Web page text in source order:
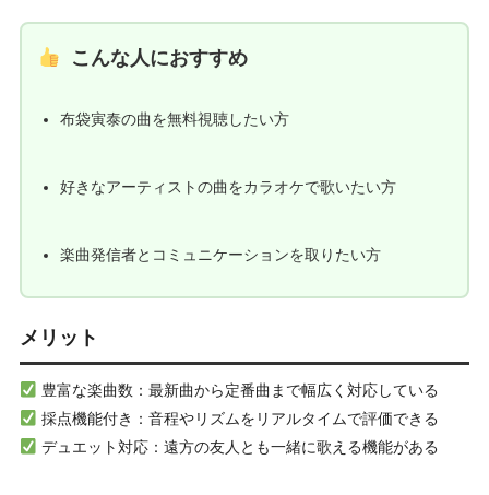
こんな人におすすめ
布袋寅泰の曲を無料視聴したい方
好きなアーティストの曲をカラオケで歌いたい方
楽曲発信者とコミュニケーションを取りたい方
メリット
豊富な楽曲数：最新曲から定番曲まで幅広く対応している
採点機能付き：音程やリズムをリアルタイムで評価できる
デュエット対応：遠方の友人とも一緒に歌える機能がある